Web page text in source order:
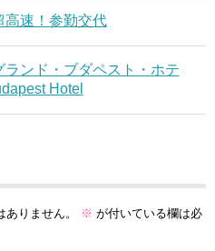
高速！参勤交代
ランド・ブダペスト・ホテ
Hotel
りません。 ※ が付いている欄は必